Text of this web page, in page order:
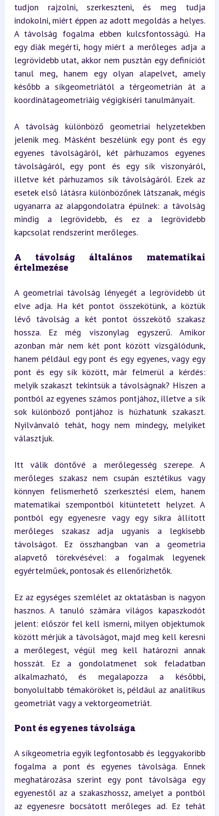
tudjon rajzolni, szerkeszteni, és meg tudja
indokolni, miért éppen az adott megoldás a helyes.
A távolság fogalma ebben kulcsfontosságú. Ha
egy diák megérti, hogy miért a merőleges adja a
legrövidebb utat, akkor nem pusztán egy definíciót
tanul meg, hanem egy olyan alapelvet, amely
később a síkgeometriától a térgeometrián át a
koordinátageometriáig végigkíséri tanulmányait.
A távolság különböző geometriai helyzetekben
jelenik meg. Másként beszélünk egy pont és egy
egyenes távolságáról, két párhuzamos egyenes
távolságáról, egy pont és egy sík viszonyáról,
illetve két párhuzamos sík távolságáról. Ezek az
esetek első látásra különbözőnek látszanak, mégis
ugyanarra az alapgondolatra épülnek: a távolság
mindig a legrövidebb, és ez a legrövidebb
kapcsolat rendszerint merőleges.
A távolság általános matematikai
értelmezése
A geometriai távolság lényegét a legrövidebb út
elve adja. Ha két pontot összekötünk, a köztük
lévő távolság a két pontot összekötő szakasz
hossza. Ez még viszonylag egyszerű. Amikor
azonban már nem két pont között vizsgálódunk,
hanem például egy pont és egy egyenes, vagy egy
pont és egy sík között, már felmerül a kérdés:
melyik szakaszt tekintsük a távolságnak? Hiszen a
pontból az egyenes számos pontjához, illetve a sík
sok különböző pontjához is húzhatunk szakaszt.
Nyilvánvaló tehát, hogy nem mindegy, melyiket
választjuk.
Itt válik döntővé a merőlegesség szerepe. A
merőleges szakasz nem csupán esztétikus vagy
könnyen felismerhető szerkesztési elem, hanem
matematikai szempontból kitüntetett helyzet. A
pontból egy egyenesre vagy egy síkra állított
merőleges szakasz adja ugyanis a legkisebb
távolságot. Ez összhangban van a geometria
alapvető törekvésével: a fogalmak legyenek
egyértelműek, pontosak és ellenőrizhetők.
Ez az egységes szemlélet az oktatásban is nagyon
hasznos. A tanuló számára világos kapaszkodót
jelent: először fel kell ismerni, milyen objektumok
között mérjük a távolságot, majd meg kell keresni
a merőlegest, végül meg kell határozni annak
hosszát. Ez a gondolatmenet sok feladatban
alkalmazható, és megalapozza a későbbi,
bonyolultabb témaköröket is, például az analitikus
geometriát vagy a vektorgeometriát.
Pont és egyenes távolsága
A síkgeometria egyik legfontosabb és leggyakoribb
fogalma a pont és egyenes távolsága. Ennek
meghatározása szerint egy pont távolsága egy
egyenestől az a szakaszhossz, amelyet a pontból
az egyenesre bocsátott merőleges ad. Ez tehát